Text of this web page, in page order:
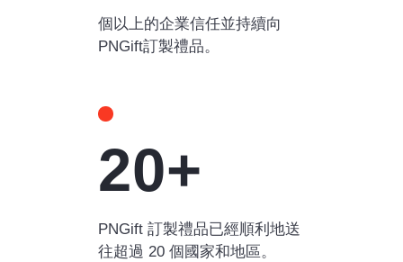
個以上的企業信任並持續向
PNGift訂製禮品。
20+
PNGift 訂製禮品已經順利地送
往超過 20 個國家和地區。